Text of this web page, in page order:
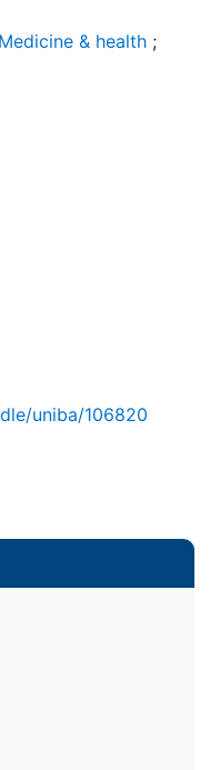
& health ;
uniba/106820